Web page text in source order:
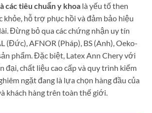
các tiêu chuẩn y khoa là yếu tố then
khỏe, hỗ trợ phục hồi và đảm bảo hiệu
Đừng bỏ qua các chứng nhận uy tín
(Đức), AFNOR (Pháp), BS (Anh), Oeko-
phẩm. Đặc biệt, Latex Ann Chery với
đại, chất liệu cao cấp và quy trình kiểm
ngặt đang là lựa chọn hàng đầu của
khách hàng trên toàn thế giới.